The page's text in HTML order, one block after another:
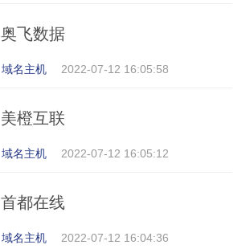
奥飞数据
域名主机 2022-07-12 16:05:58
美橙互联
域名主机 2022-07-12 16:05:12
首都在线
域名主机 2022-07-12 16:04:36